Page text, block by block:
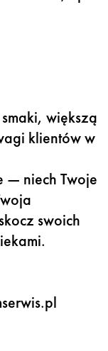
większą
klientów w
— niech Twoje
swoich